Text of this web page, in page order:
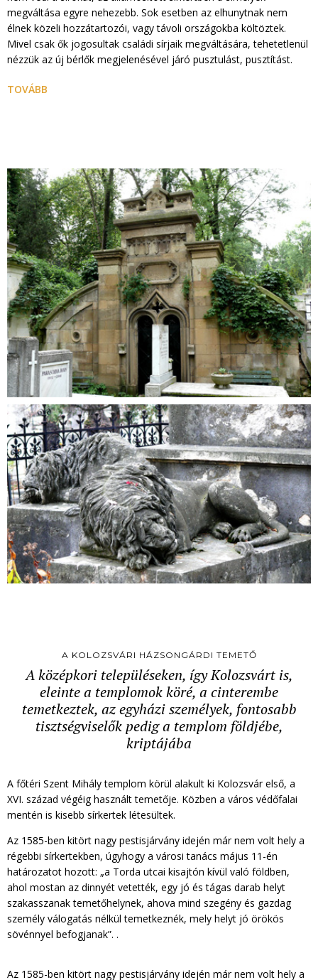
megváltása egyre nehezebb. Sok esetben az elhunytnak nem
élnek közeli hozzátartozói, vagy távoli országokba költöztek.
Mivel csak ők jogosultak családi sírjaik megváltására, tehetetlenül
nézzük az új bérlők megjelenésével járó pusztulást, pusztítást.
TOVÁBB
A KOLOZSVÁRI HÁZSONGÁRDI TEMETŐ
A középkori településeken, így Kolozsvárt is,
eleinte a templomok köré, a cinterembe
temetkeztek, az egyházi személyek, fontosabb
tisztségviselők pedig a templom földjébe,
kriptájába
A főtéri Szent Mihály templom körül alakult ki Kolozsvár első, a
XVI. század végéig használt temetője. Közben a város védőfalai
mentén is kisebb sírkertek létesültek.
Az 1585-ben kitört nagy pestisjárvány idején már nem volt hely a
régebbi sírkertekben, úgyhogy a városi tanács május 11-én
határozatot hozott: „a Torda utcai kisajtón kívül való földben,
ahol mostan az dinnyét vetették, egy jó és tágas darab helyt
szakasszanak temetőhelynek, ahova mind szegény és gazdag
személy válogatás nélkül temetkeznék, mely helyt jó örökös
sövénnyel befogjanak”. .
Az 1585-ben kitört nagy pestisjárvány idején már nem volt hely a